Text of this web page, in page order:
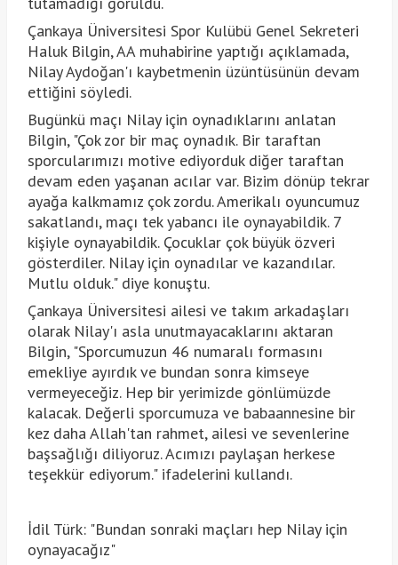
Çankaya Üniversitesi Spor Kulübü Genel Sekreteri
Haluk Bilgin, AA muhabirine yaptığı açıklamada,
Nilay Aydoğan'ı kaybetmenin üzüntüsünün devam
ettiğini söyledi.
Bugünkü maçı Nilay için oynadıklarını anlatan
Bilgin, "Çok zor bir maç oynadık. Bir taraftan
sporcularımızı motive ediyorduk diğer taraftan
devam eden yaşanan acılar var. Bizim dönüp tekrar
ayağa kalkmamız çok zordu. Amerikalı oyuncumuz
sakatlandı, maçı tek yabancı ile oynayabildik. 7
kişiyle oynayabildik. Çocuklar çok büyük özveri
gösterdiler. Nilay için oynadılar ve kazandılar.
Mutlu olduk." diye konuştu.
Çankaya Üniversitesi ailesi ve takım arkadaşları
olarak Nilay'ı asla unutmayacaklarını aktaran
Bilgin, "Sporcumuzun 46 numaralı formasını
emekliye ayırdık ve bundan sonra kimseye
vermeyeceğiz. Hep bir yerimizde gönlümüzde
kalacak. Değerli sporcumuza ve babaannesine bir
kez daha Allah'tan rahmet, ailesi ve sevenlerine
başsağlığı diliyoruz. Acımızı paylaşan herkese
teşekkür ediyorum." ifadelerini kullandı.
İdil Türk: "Bundan sonraki maçları hep Nilay için
oynayacağız"